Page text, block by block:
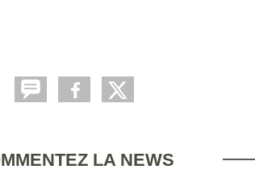
LA NEWS